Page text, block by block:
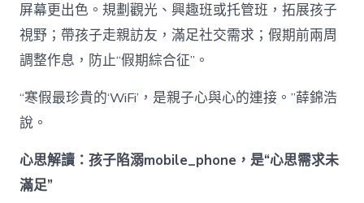
屏幕更出色。規劃觀光、興趣班或托管班，拓展孩子
視野；帶孩子走親訪友，滿足社交需求；假期前兩周
調整作息，防止“假期綜合征”。
“寒假最珍貴的‘WiFi’，是親子心與心的連接。”薛錦浩
說。
心思解讀：孩子陷溺mobile_phone，是“心思需求未
滿足”